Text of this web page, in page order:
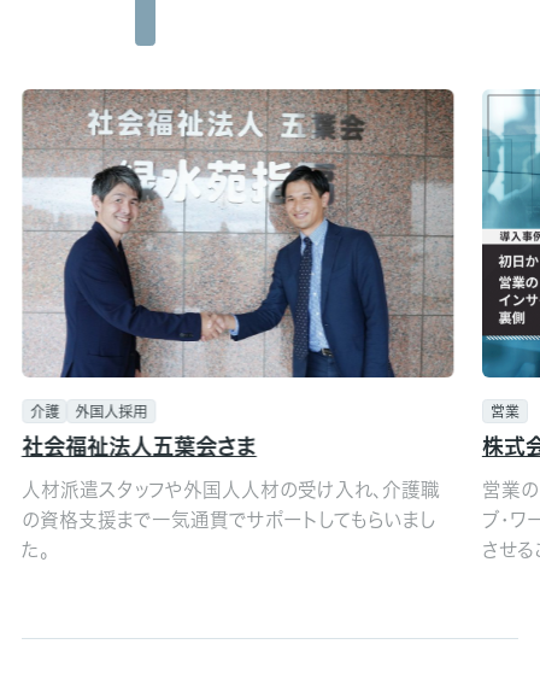
介護 外国人採用
社会福祉法人五葉会さま
人材派遣スタッフや外国人人材の受け入れ、介護職
の資格支援まで一気通貫でサポートしてもらいまし
た。
営業
株式
営業
ブ・ワ
させる